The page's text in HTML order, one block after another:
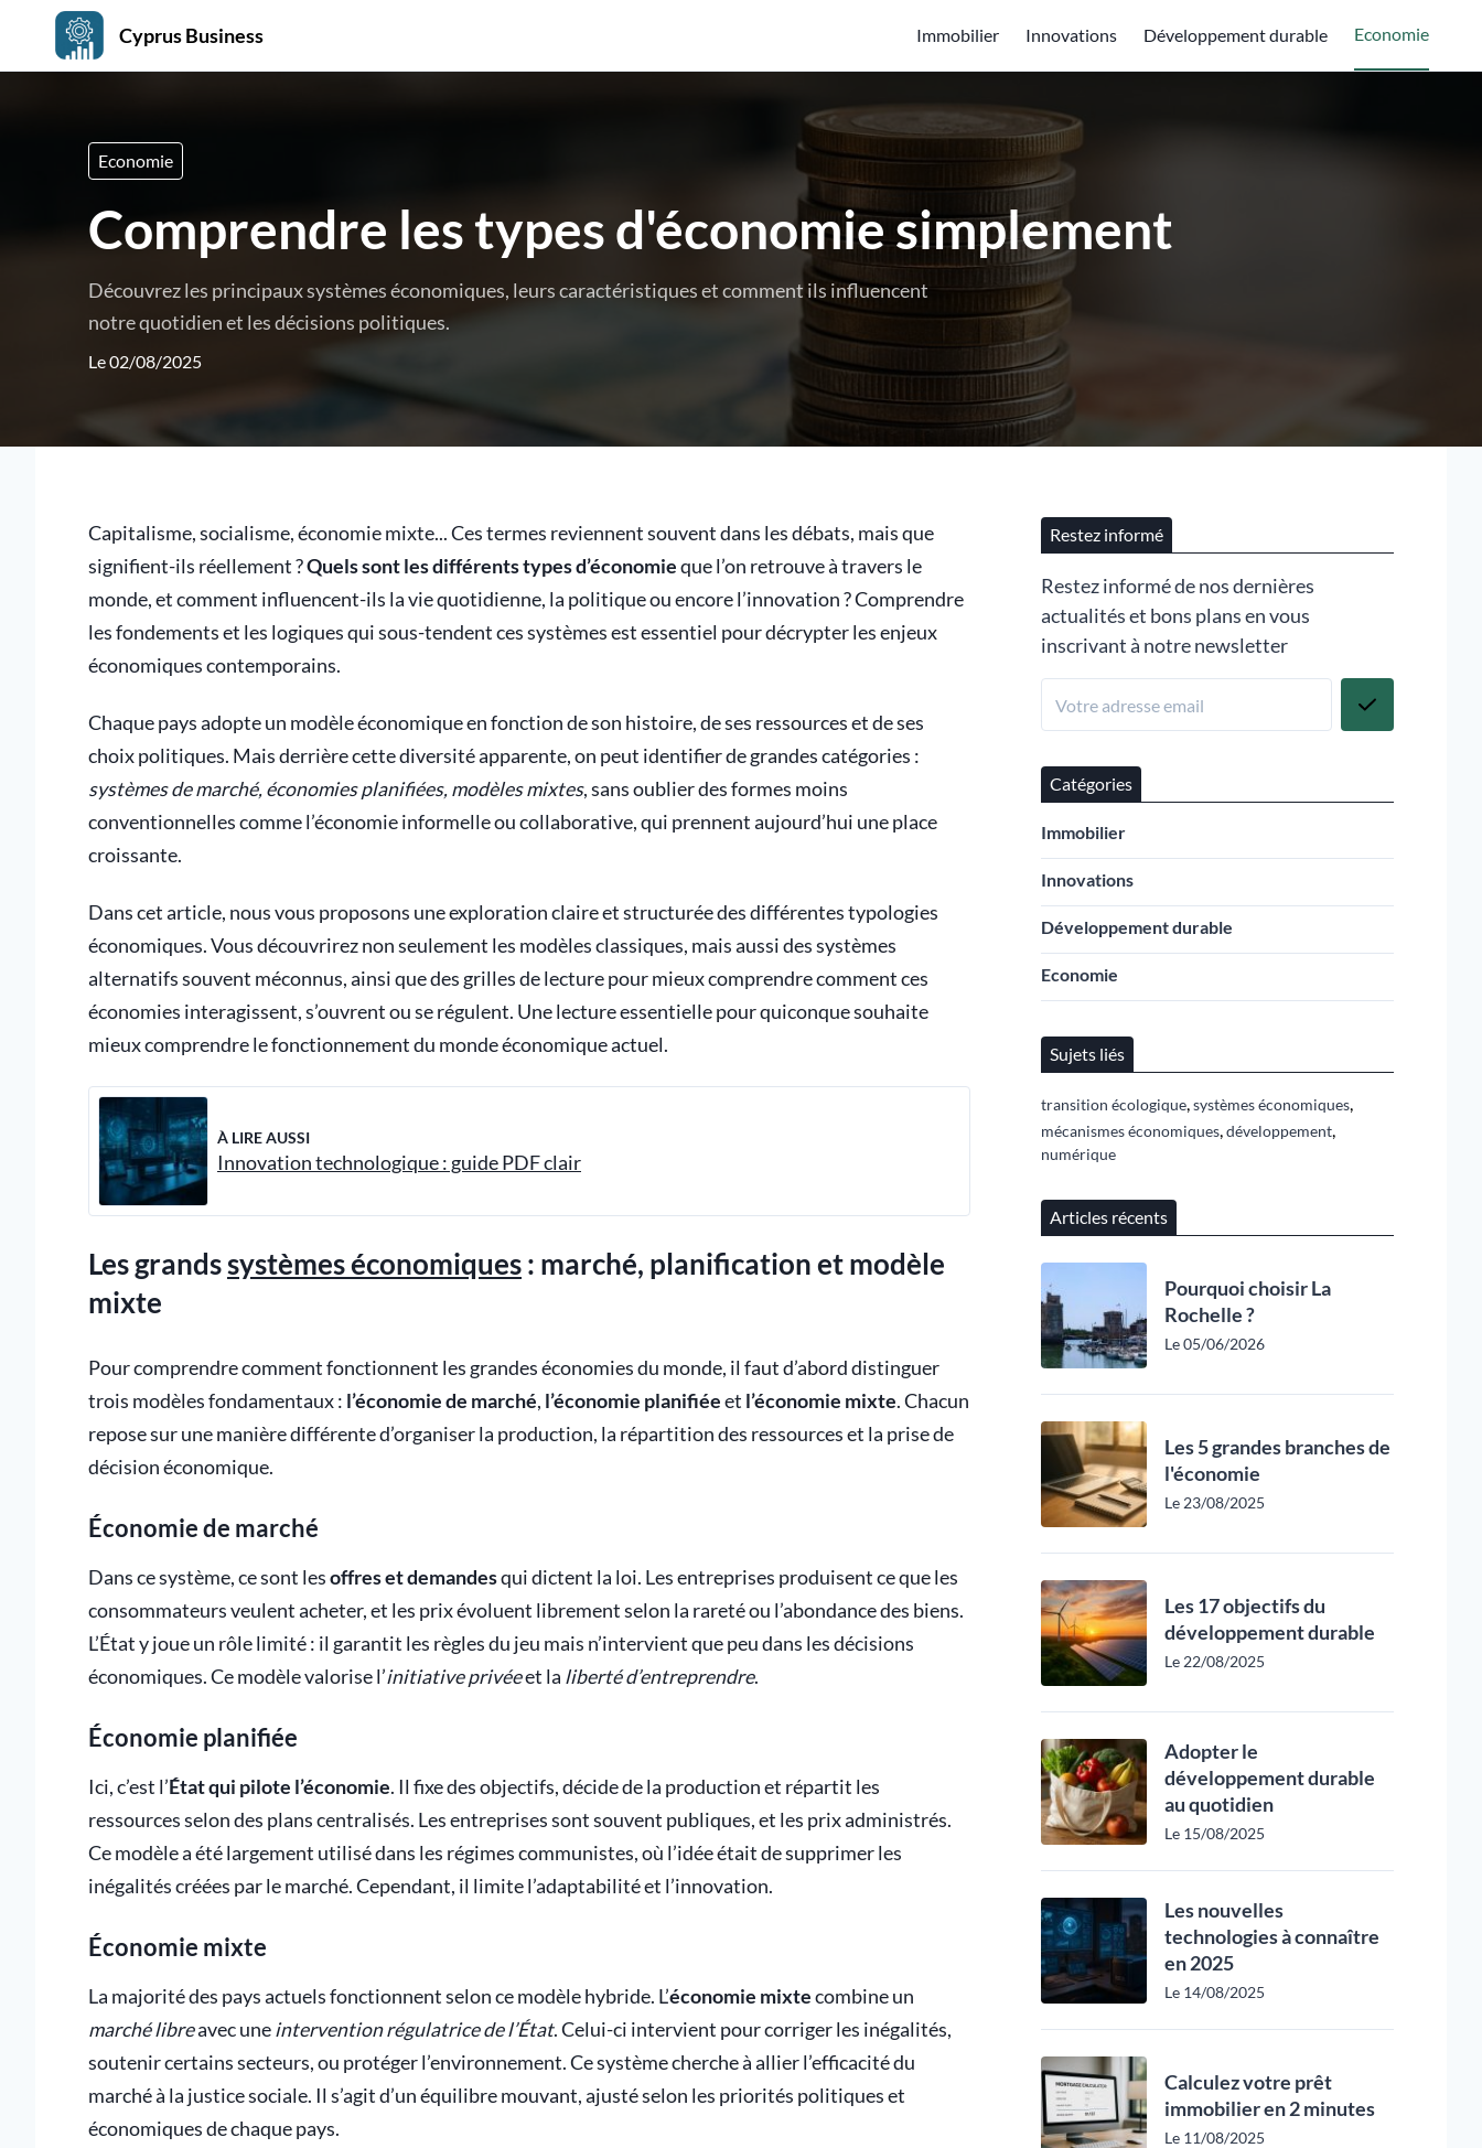
Cyprus Business Immobilier Innovations Développement durable Economie
Economie
Comprendre les types d'économie simplement
Découvrez les principaux systèmes économiques, leurs caractéristiques et comment ils influencent
notre quotidien et les décisions politiques.
Le 02/08/2025
Capitalisme, socialisme, économie mixte... Ces termes reviennent souvent dans les débats, mais que
signifient-ils réellement ?Quels sont les différents types d’économieque l’on retrouve à travers le
monde, et comment influencent-ils la vie quotidienne, la politique ou encore l’innovation ? Comprendre
les fondements et les logiques qui sous-tendent ces systèmes est essentiel pour décrypter les enjeux
économiques contemporains.
Chaque pays adopte un modèle économique en fonction de son histoire, de ses ressources et de ses
choix politiques. Mais derrière cette diversité apparente, on peut identifier de grandes catégories :
systèmes de marché, économies planifiées, modèles mixtes, sans oublier des formes moins
conventionnelles comme l’économie informelle ou collaborative, qui prennent aujourd’hui une place
croissante.
Dans cet article, nous vous proposons une exploration claire et structurée des différentes typologies
économiques. Vous découvrirez non seulement les modèles classiques, mais aussi des systèmes
alternatifs souvent méconnus, ainsi que des grilles de lecture pour mieux comprendre comment ces
économies interagissent, s’ouvrent ou se régulent. Une lecture essentielle pour quiconque souhaite
mieux comprendre le fonctionnement du monde économique actuel.
À LIRE AUSSI
Innovation technologique : guide PDF clair
Les grandssystèmes économiques: marché, planification et modèle
mixte
Pour comprendre comment fonctionnent les grandes économies du monde, il faut d’abord distinguer
trois modèles fondamentaux : l’économie de marché, l’économie planifiéeet l’économie mixte. Chacun
repose sur une manière différente d’organiser la production, la répartition des ressources et la prise de
décision économique.
Économie de marché
Dans ce système, ce sont lesoffres et demandesqui dictent la loi. Les entreprises produisent ce que les
consommateurs veulent acheter, et les prix évoluent librement selon la rareté ou l’abondance des biens.
L’État y joue un rôle limité : il garantit les règles du jeu mais n’intervient que peu dans les décisions
économiques. Ce modèle valorise l’initiative privéeet la liberté d’entreprendre.
Économie planifiée
Ici, c’est l’État qui pilote l’économie. Il fixe des objectifs, décide de la production et répartit les
ressources selon des plans centralisés. Les entreprises sont souvent publiques, et les prix administrés.
Ce modèle a été largement utilisé dans les régimes communistes, où l’idée était de supprimer les
inégalités créées par le marché. Cependant, il limite l’adaptabilité et l’innovation.
Économie mixte
La majorité des pays actuels fonctionnent selon ce modèle hybride. L’économie mixtecombine un
marché libreavec uneintervention régulatrice de l’État. Celui-ci intervient pour corriger les inégalités,
soutenir certains secteurs, ou protéger l’environnement. Ce système cherche à allier l’efficacité du
marché à la justice sociale. Il s’agit d’un équilibre mouvant, ajusté selon les priorités politiques et
économiques de chaque pays.
Restez informé
Restez informé de nos dernières
actualités et bons plans en vous
inscrivant à notre newsletter
Catégories
Immobilier
Innovations
Développement durable
Economie
Sujets liés
transition écologique,systèmes économiques,
mécanismes économiques,développement,
numérique
Articles récents
Pourquoi choisir La
Rochelle ?
Le 05/06/2026
Les 5 grandes branches de
l'économie
Le 23/08/2025
Les 17 objectifs du
développement durable
Le 22/08/2025
Adopter le
développement durable
au quotidien
Le 15/08/2025
Les nouvelles
technologies à connaître
en 2025
Le 14/08/2025
Calculez votre prêt
immobilier en 2 minutes
Le 11/08/2025